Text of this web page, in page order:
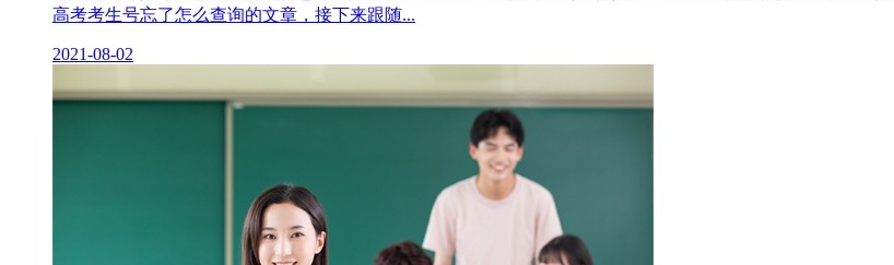
高考考生号忘了怎么查询的文章，接下来跟随...
2021-08-02